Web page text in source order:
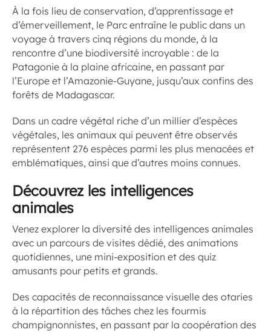
À la fois lieu de conservation, d’apprentissage et
d’émerveillement, le Parc entraîne le public dans un
voyage à travers cinq régions du monde, à la
rencontre d’une biodiversité incroyable : de la
Patagonie à la plaine africaine, en passant par
l’Europe et l’Amazonie-Guyane, jusqu’aux confins des
forêts de Madagascar.
Dans un cadre végétal riche d’un millier d’espèces
végétales, les animaux qui peuvent être observés
représentent 276 espèces parmi les plus menacées et
emblématiques, ainsi que d’autres moins connues.
Découvrez les intelligences
animales
Venez explorer la diversité des intelligences animales
avec un parcours de visites dédié, des animations
quotidiennes, une mini-exposition et des quiz
amusants pour petits et grands.
Des capacités de reconnaissance visuelle des otaries
à la répartition des tâches chez les fourmis
champignonnistes, en passant par la coopération des